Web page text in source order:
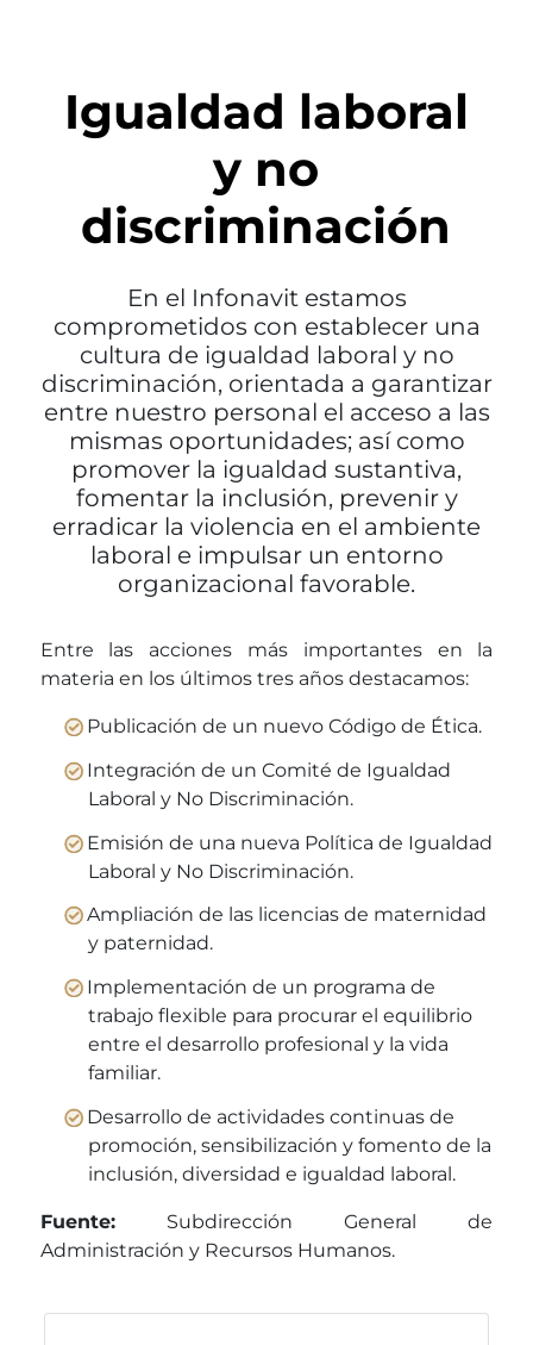
Igualdad laboral
y no
discriminación
En el Infonavit estamos
comprometidos con establecer una
cultura de igualdad laboral y no
discriminación, orientada a garantizar
entre nuestro personal el acceso a las
mismas oportunidades; así como
promover la igualdad sustantiva,
fomentar la inclusión, prevenir y
erradicar la violencia en el ambiente
laboral e impulsar un entorno
organizacional favorable.
Entre las acciones más importantes en la
materia en los últimos tres años destacamos:
Publicación de un nuevo Código de Ética.
Integración de un Comité de Igualdad
Laboral y No Discriminación.
Emisión de una nueva Política de Igualdad
Laboral y No Discriminación.
Ampliación de las licencias de maternidad
y paternidad.
Implementación de un programa de
trabajo flexible para procurar el equilibrio
entre el desarrollo profesional y la vida
familiar.
Desarrollo de actividades continuas de
promoción, sensibilización y fomento de la
inclusión, diversidad e igualdad laboral.
Fuente:Subdirección General de
Administración y Recursos Humanos.